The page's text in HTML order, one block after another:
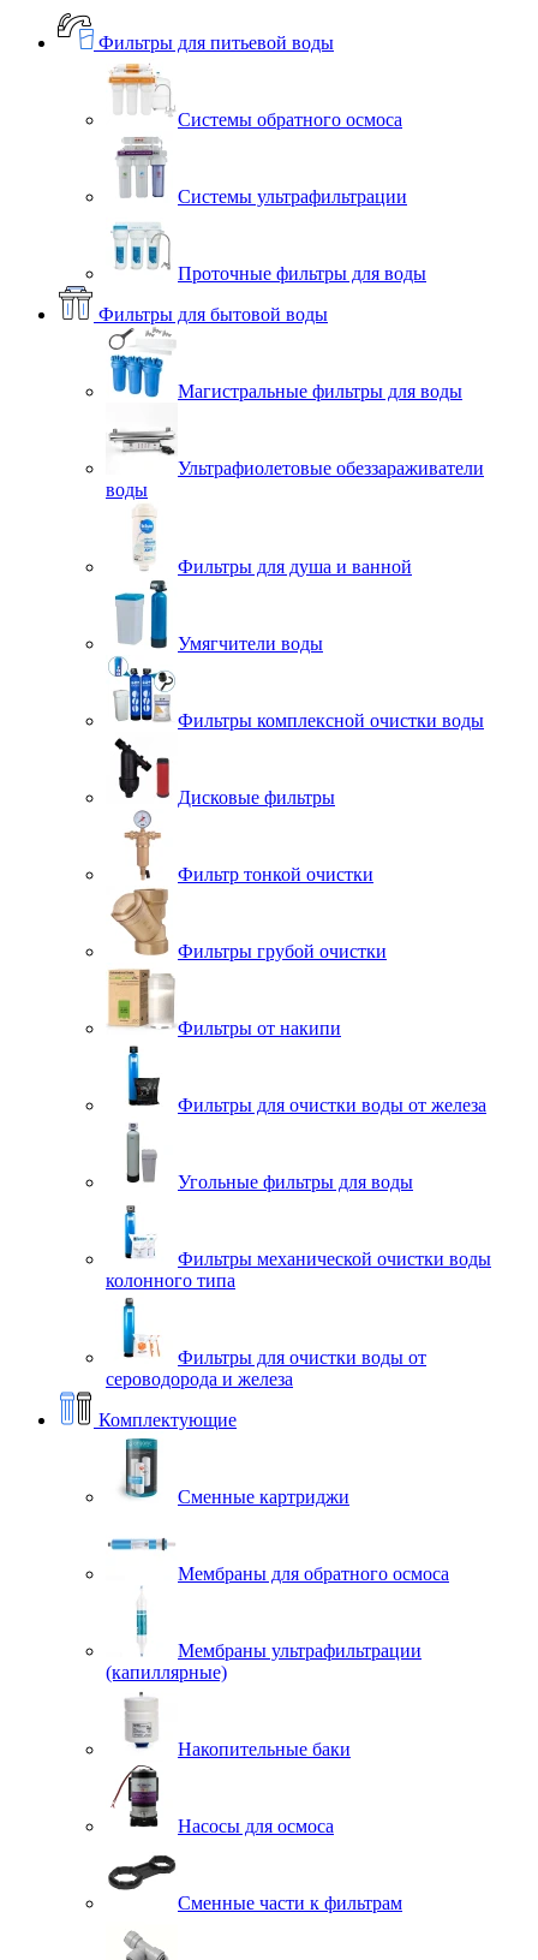
Фильтры для питьевой воды
Системы обратного осмоса
Системы ультрафильтрации
Проточные фильтры для воды
Фильтры для бытовой воды
Магистральные фильтры для воды
Ультрафиолетовые обеззараживатели
воды
Фильтры для душа и ванной
Умягчители воды
Фильтры комплексной очистки воды
Дисковые фильтры
Фильтр тонкой очистки
Фильтры грубой очистки
Фильтры от накипи
Фильтры для очистки воды от железа
Угольные фильтры для воды
Фильтры механической очистки воды
колонного типа
Фильтры для очистки воды от
сероводорода и железа
Комплектующие
Сменные картриджи
Мембраны для обратного осмоса
Мембраны ультрафильтрации
(капиллярные)
Накопительные баки
Насосы для осмоса
Сменные части к фильтрам